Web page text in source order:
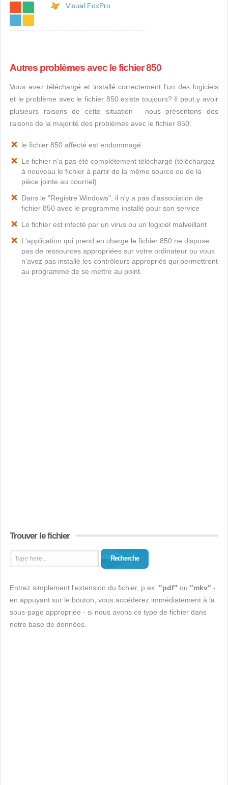
Visual FoxPro
Autres problèmes avec le fichier 850
Vous avez téléchargé et installé correctement l'un des logiciels
et le problème avec le fichier 850 existe toujours? Il peut y avoir
plusieurs raisons de cette situation - nous présentons des
raisons de la majorité des problèmes avec le fichier 850:
le fichier 850 affecté est endommagé
Le fichier n'a pas été complètement téléchargé (téléchargez
à nouveau le fichier à partir de la même source ou de la
pièce jointe au courriel)
Dans le "Registre Windows", il n'y a pas d'association de
fichier 850 avec le programme installé pour son service
Le fichier est infecté par un virus ou un logiciel malveillant
L'application qui prend en charge le fichier 850 ne dispose
pas de ressources appropriées sur votre ordinateur ou vous
n'avez pas installé les contrôleurs appropriés qui permettront
au programme de se mettre au point.
Trouver le fichier
Recherche
Entrez simplement l'extension du fichier, p.ex. "pdf" ou "mkv" -
en appuyant sur le bouton, vous accéderez immédiatement à la
sous-page appropriée - si nous avons ce type de fichier dans
notre base de données.